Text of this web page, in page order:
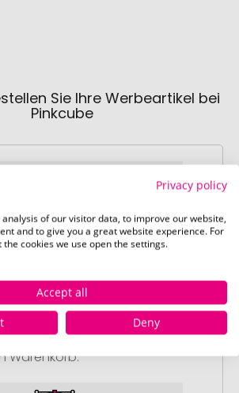
Sie Ihre Werbeartikel bei
Pinkcube
gewünschten
aus und passen Sie diese
an.
legen Sie die konfigurierten
Warenkorb.
Privacy policy
of our visitor data, to improve our website,
and to give you a great website experience. For
cookies we use open the settings.
Accept all
Deny